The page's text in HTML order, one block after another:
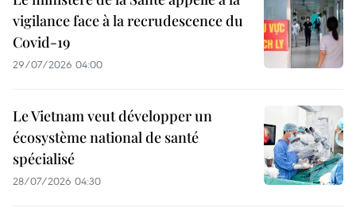
vigilance face à la recrudescence du
Covid-19
29/07/2026 04:00
Le Vietnam veut développer un
écosystème national de santé
spécialisé
28/07/2026 04:30